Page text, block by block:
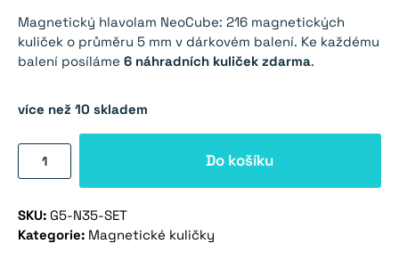
Magnetický hlavolam NeoCube: 216 magnetických
kuliček o průměru 5 mm v dárkovém balení. Ke každému
balení posíláme 6 náhradních kuliček zdarma.
více než 10 skladem
Magnetické
kuličky
nikl
(+6
Do košíku
SKU: G5-N35-SET
Kategorie: Magnetické kuličky